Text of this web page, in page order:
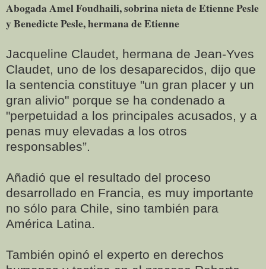
Abogada Amel Foudhaili, sobrina nieta de Etienne Pesle
y Benedicte Pesle, hermana de Etienne
Jacqueline Claudet, hermana de Jean-Yves
Claudet, uno de los desaparecidos, dijo que
la sentencia constituye "un gran placer y un
gran alivio" porque se ha condenado a
"perpetuidad a los principales acusados, y a
penas muy elevadas a los otros
responsables”.
Añadió que el resultado del proceso
desarrollado en Francia, es muy importante
no sólo para Chile, sino también para
América Latina.
También opinó el experto en derechos